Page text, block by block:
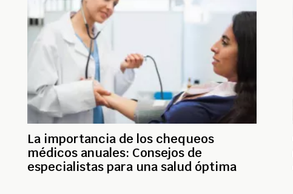
La importancia de los chequeos
médicos anuales: Consejos de
especialistas para una salud óptima